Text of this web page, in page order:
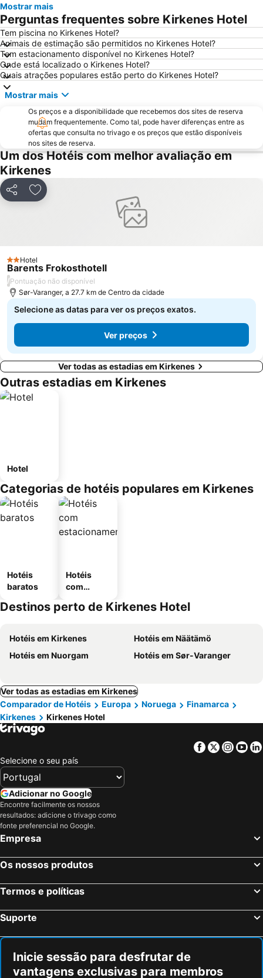
Mostrar mais
Perguntas frequentes sobre Kirkenes Hotel
Tem piscina no Kirkenes Hotel?
Animais de estimação são permitidos no Kirkenes Hotel?
Tem estacionamento disponível no Kirkenes Hotel?
Onde está localizado o Kirkenes Hotel?
Quais atrações populares estão perto do Kirkenes Hotel?
Mostrar mais
Os preços e a disponibilidade que recebemos dos sites de reserva
mudam frequentemente. Como tal, pode haver diferenças entre as
ofertas que consulta no trivago e os preços que estão disponíveis
nos sites de reserva.
Um dos Hotéis com melhor avaliação em
Kirkenes
PartilharAdicionar aos favoritos
2 Estrelas
Hotel
Barents Frokosthotell
/Pontuação não disponível
Sør-Varanger, a 27.7 km de Centro da cidade
Selecione as datas para ver os preços exatos.
Ver preços
Ver todas as estadias em Kirkenes
Outras estadias em Kirkenes
Hotel
Categorias de hotéis populares em Kirkenes
Hotéis
baratos
Hotéis
com
mento
Destinos perto de Kirkenes Hotel
Hotéis em Kirkenes
Hotéis em Näätämö
Hotéis em Nuorgam
Hotéis em Sør-Varanger
Ver todas as estadias em Kirkenes
Comparador de Hotéis
Europa Noruega
Finamarca
Kirkenes
Kirkenes Hotel
Facebook
Twitter
Selecione o seu país
Adicionar no Google
Encontre facilmente os nossos
resultados: adicione o trivago como
fonte preferencial no Google.
Empresa
Os nossos produtos
Termos e políticas
Suporte
Inicie sessão para desfrutar de
vantagens exclusivas para membros